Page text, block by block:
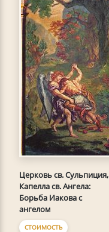
Церковь св. Сульпиция,
Капелла св. Ангела:
Борьба Иакова с
ангелом
СТОИМОСТЬ